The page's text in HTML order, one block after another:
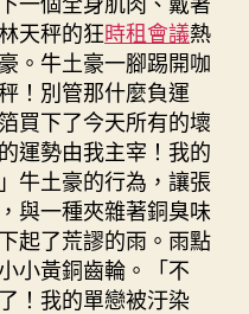
天秤的狂時租會議熱
。牛土豪一腳踢開咖
！別管那什麼負運
買下了今天所有的壞
運勢由我主宰！我的
牛土豪的行為，讓張
與一種夾雜著銅臭味
起了荒謬的雨。雨點
小黃銅齒輪。「不
！我的單戀被汙染